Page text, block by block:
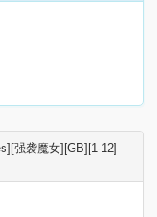
强袭魔女][GB][1-12]